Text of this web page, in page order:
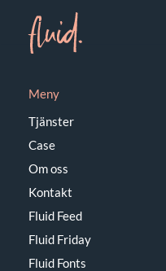
Gotlands
Meny
Tjänster
Case
Om oss
Kontakt
Fluid Feed
Fluid Friday
Fluid Fonts